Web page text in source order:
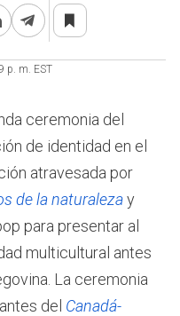
p. m. EST
ceremonia del
de identidad en el
atravesada por
de la naturalezay
para presentar al
multicultural antes
La ceremonia
del Canadá-